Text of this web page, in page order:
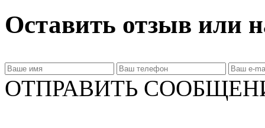
Оставить отзыв или
ОТПРАВИТЬ